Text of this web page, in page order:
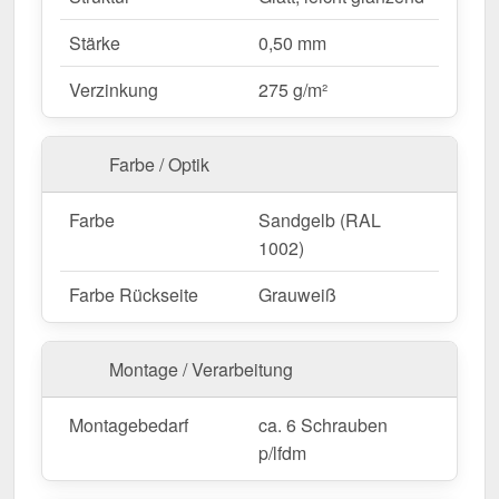
Ideal für folgende Anwendungen:
Dachkehlen bei Trapez- & Wellblechen
Sichere Entwässerung und Schutz der
Wohnhäuser & Carports
Gartenhäuser & Schuppen– Zusätzlicher
Schutz für kleine Dachflächen.
Gewerbebauten & Industriehallen
Landwirtschaftliche Gebäude–
Witterungsbeständig für Stallungen &
Maschinenhallen.
Maßanfertigung & effiziente Montage
Stärke
0,50 mm
Verzinkung
275 g/m²
Farbe / Optik
Farbe
Sandgelb (RAL
1002)
Farbe Rückseite
Grauweiß
Montage / Verarbeitung
Montagebedarf
ca. 6 Schrauben
p/lfdm